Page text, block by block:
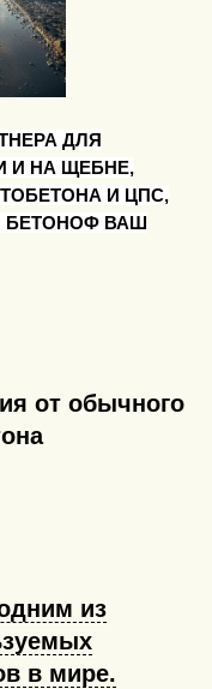
ДЛЯ
И НА ЩЕБНЕ,
И ЦПС,
БЕТОНОФ ВАШ
от обычного
из
в мире.